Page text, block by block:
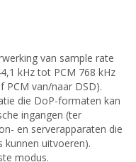
van sample rate
kHz tot PCM 768 kHz
PCM van/naar DSD).
die DoP-formaten kan
ingangen (ter
en serverapparaten die
kunnen uitvoeren).
modus.